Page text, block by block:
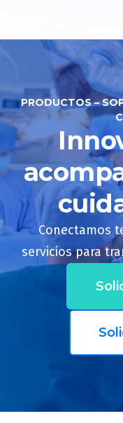
PRODUCTOS –
Conectamos
servicios para